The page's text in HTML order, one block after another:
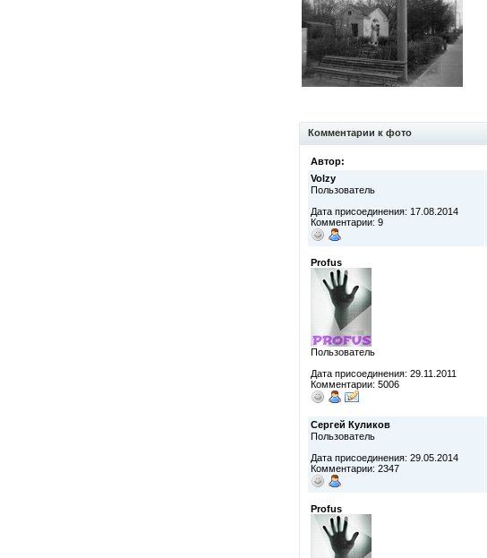
Комментарии к фото
Автор:
Volzy
Пользователь
Дата присоединения: 17.08.2014
Комментарии: 9
Profus
Пользователь
Дата присоединения: 29.11.2011
Комментарии: 5006
Сергей Куликов
Пользователь
Дата присоединения: 29.05.2014
Комментарии: 2347
Profus